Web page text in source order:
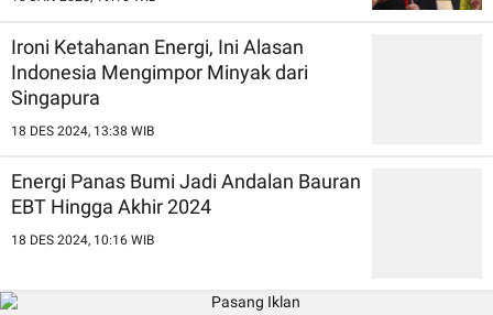
Ironi Ketahanan Energi, Ini Alasan
Indonesia Mengimpor Minyak dari
Singapura
18 DES 2024, 13:38 WIB
Energi Panas Bumi Jadi Andalan Bauran
EBT Hingga Akhir 2024
18 DES 2024, 10:16 WIB